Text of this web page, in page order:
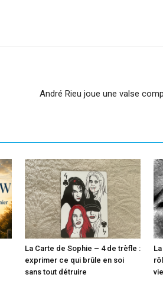
André Rieu joue une valse
La Carte de Sophie – 4 de trèfle :
exprimer ce qui brûle en soi
sans tout détruire